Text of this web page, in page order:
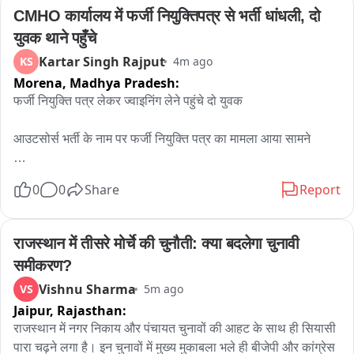
शामिल हैं. चारों आरोपियों को न्यायालय में पेश कर रिमांड पर भेजने की तैयारी
CMHO कार्यालय में फर्जी नियुक्तिपत्र से भर्ती धांधली, दो
युवक थाने पहुँचे
KS Kartar Singh Rajput 4m ago
Morena, Madhya Pradesh:
फर्जी नियुक्ति पत्र लेकर ज्वाइनिंग लेने पहुंचे दो युवक
आउटसोर्स भर्ती के नाम पर फर्जी नियुक्ति पत्र का मामला आया सामने
पहुंचे
CMHO डॉ. एम एस सागर ने नियुक्ति पत्र देखते ही पुलिस को दी सूचना
जांच में नियुक्ति पत्र पर CMHO के हस्ताक्षर नहीं मिले, पत्र निकला फर्जी
श्योपुर जिले के विजयपुर निवासी संतोष अपने साथी के साथ पहुंचा था
CMHO कार्यालय
0 0 Share Report
राजस्थान में तीसरे मोर्चे की चुनौती: क्या बदलेगा चुनावी
समीकरण?
VS Vishnu Sharma 5m ago
Jaipur, Rajasthan:
राजस्थान में नगर निकाय और पंचायत चुनावों की आहट के साथ ही सियासी
पारा चढ़ने लगा है। इन चुनावों में मुख्य मुकाबला भले ही बीजेपी और कांग्रेस